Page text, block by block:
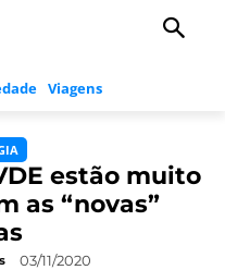
Viagens
estão muito
as “novas”
03/11/2020